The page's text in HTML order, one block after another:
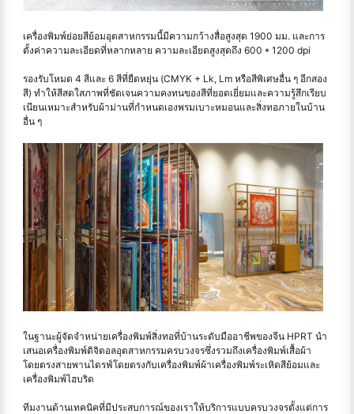
เครื่องพิมพ์ย่อยสีย้อมอุตสาหกรรมนี้มีความกว้างสื่อสูงสุด 1900 มม. และการ
ตั้งค่าความละเอียดที่หลากหลาย ความละเอียดสูงสุดถึง 600 * 1200 dpi
รองรับโหมด 4 สีและ 6 สีที่ยืดหยุ่น (CMYK + Lk, Lm หรือสีพิเศษอื่น ๆ อีกสอง
สี) ทำให้สีสดใสภาพที่ชัดเจนความคงทนของสีที่ยอดเยี่ยมและความรู้สึกเรียบ
เนียนเหมาะสำหรับผ้าม่านที่กำหนดเองพรมเบาะหมอนและสิ่งทอภายในบ้าน
อื่น ๆ
ในฐานะผู้จัดจำหน่ายเครื่องพิมพ์สิ่งทอที่บ้านระดับมืออาชีพของจีน HPRT นำ
เสนอเครื่องพิมพ์ดิจิตอลอุตสาหกรรมครบวงจรซึ่งรวมถึงเครื่องพิมพ์เสื้อผ้า
โดยตรงสายพานไดรฟ์โดยตรงกับเครื่องพิมพ์ผ้าเครื่องพิมพ์ระเหิดสีย้อมและ
เครื่องพิมพ์ไฮบริด
ทีมงานด้านเทคนิคที่มีประสบการณ์ของเราให้บริการแบบครบวงจรตั้งแต่การ